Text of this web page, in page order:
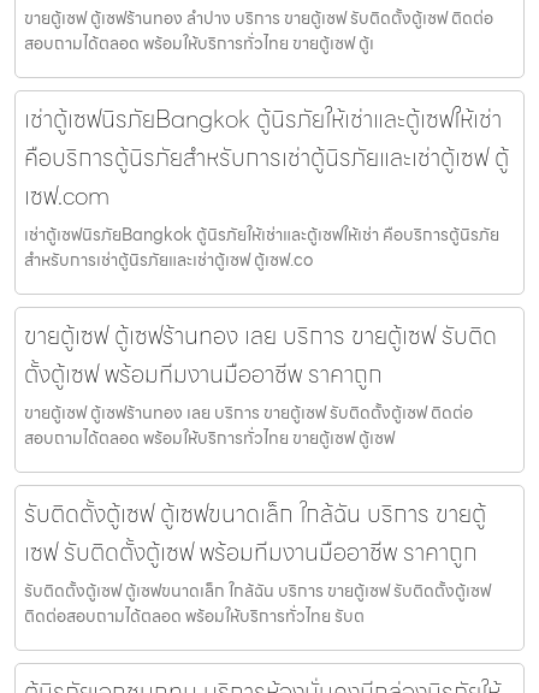
ขายตู้เซฟ ตู้เซฟร้านทอง ลำปาง บริการ ขายตู้เซฟ รับติดตั้งตู้เซฟ ติดต่อ
สอบถามได้ตลอด พร้อมให้บริการทั่วไทย ขายตู้เซฟ ตู้เ
เช่าตู้เซฟนิรภัยBangkok ตู้นิรภัยให้เช่าและตู้เซฟให้เช่า
คือบริการตู้นิรภัยสำหรับการเช่าตู้นิรภัยและเช่าตู้เซฟ ตู้
เซฟ.com
เช่าตู้เซฟนิรภัยBangkok ตู้นิรภัยให้เช่าและตู้เซฟให้เช่า คือบริการตู้นิรภัย
สำหรับการเช่าตู้นิรภัยและเช่าตู้เซฟ ตู้เซฟ.co
ขายตู้เซฟ ตู้เซฟร้านทอง เลย บริการ ขายตู้เซฟ รับติด
ตั้งตู้เซฟ พร้อมทีมงานมืออาชีพ ราคาถูก
ขายตู้เซฟ ตู้เซฟร้านทอง เลย บริการ ขายตู้เซฟ รับติดตั้งตู้เซฟ ติดต่อ
สอบถามได้ตลอด พร้อมให้บริการทั่วไทย ขายตู้เซฟ ตู้เซฟ
รับติดตั้งตู้เซฟ ตู้เซฟขนาดเล็ก ใกล้ฉัน บริการ ขายตู้
เซฟ รับติดตั้งตู้เซฟ พร้อมทีมงานมืออาชีพ ราคาถูก
รับติดตั้งตู้เซฟ ตู้เซฟขนาดเล็ก ใกล้ฉัน บริการ ขายตู้เซฟ รับติดตั้งตู้เซฟ
ติดต่อสอบถามได้ตลอด พร้อมให้บริการทั่วไทย รับต